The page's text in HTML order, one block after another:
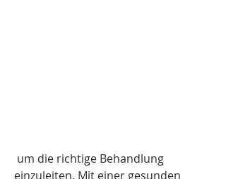
einzuleiten. Mit einer gesunden